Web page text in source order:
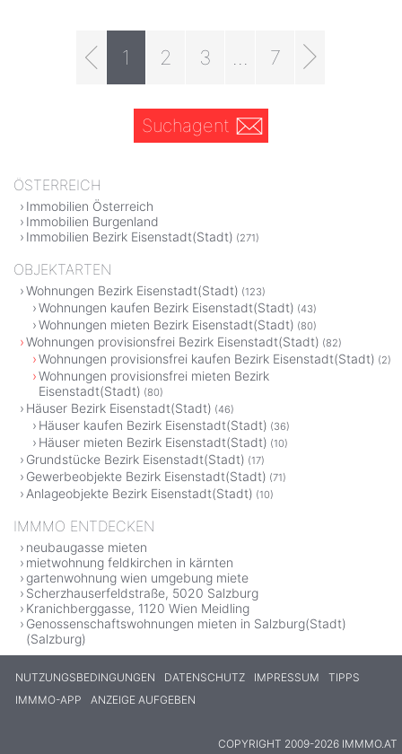
1 2 3 7
Suchagent
ÖSTERREICH
Immobilien Österreich
Immobilien Burgenland
Immobilien Bezirk Eisenstadt(Stadt) (271)
OBJEKTARTEN
Wohnungen Bezirk Eisenstadt(Stadt) (123)
Wohnungen kaufen Bezirk Eisenstadt(Stadt) (43)
Wohnungen mieten Bezirk Eisenstadt(Stadt) (80)
Wohnungen provisionsfrei Bezirk Eisenstadt(Stadt) (82)
Wohnungen provisionsfrei kaufen Bezirk Eisenstadt(Stadt) (2)
Wohnungen provisionsfrei mieten Bezirk
Eisenstadt(Stadt) (80)
Häuser Bezirk Eisenstadt(Stadt) (46)
Häuser kaufen Bezirk Eisenstadt(Stadt) (36)
Häuser mieten Bezirk Eisenstadt(Stadt) (10)
Grundstücke Bezirk Eisenstadt(Stadt) (17)
Gewerbeobjekte Bezirk Eisenstadt(Stadt) (71)
Anlageobjekte Bezirk Eisenstadt(Stadt) (10)
IMMMO ENTDECKEN
neubaugasse mieten
mietwohnung feldkirchen in kärnten
gartenwohnung wien umgebung miete
Scherzhauserfeldstraße, 5020 Salzburg
Kranichberggasse, 1120 Wien Meidling
Genossenschaftswohnungen mieten in Salzburg(Stadt)
(Salzburg)
NUTZUNGSBEDINGUNGEN DATENSCHUTZ IMPRESSUM
TIPPS
IMMMO-APP
ANZEIGE AUFGEBEN
COPYRIGHT 2009-2026 IMMMO.AT